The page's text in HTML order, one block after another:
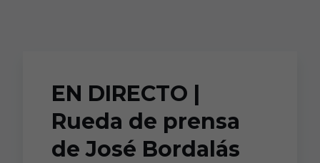
EN DIRECTO |
Rueda de prensa
de José Bordalás